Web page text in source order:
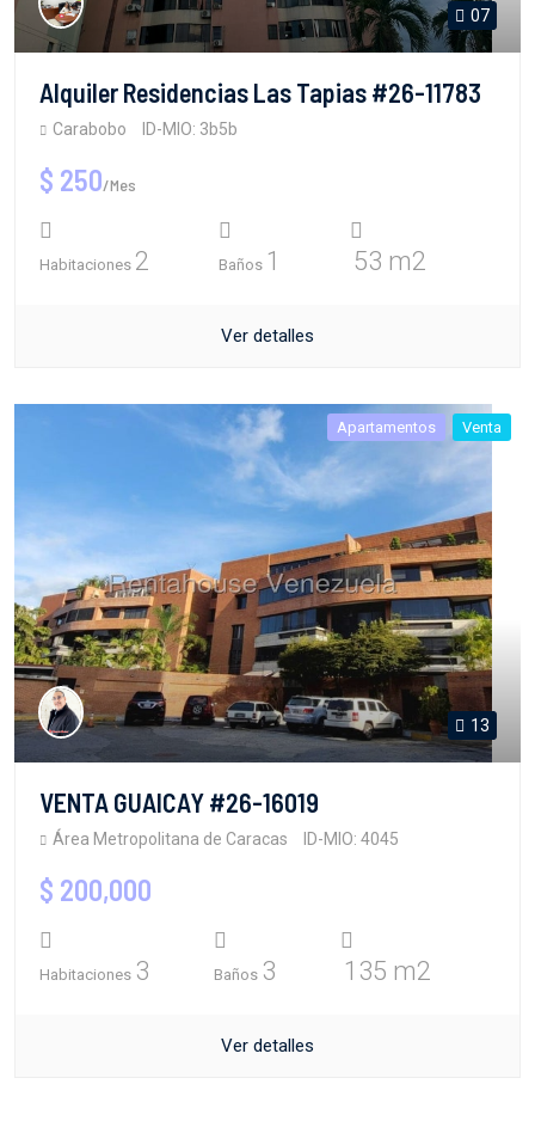
07
Alquiler Residencias Las Tapias #26-11783
Carabobo ID-MIO: 3b5b
$ 250/Mes
Habitaciones 2 Baños 1 53 m2
Ver detalles
Apartamentos Venta
13
VENTA GUAICAY #26-16019
Área Metropolitana de Caracas ID-MIO: 4045
$ 200,000
Habitaciones 3 Baños 3 135 m2
Ver detalles